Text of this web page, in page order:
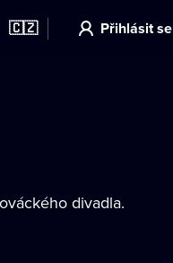
🇨🇿 Přihlásit se
divadla.